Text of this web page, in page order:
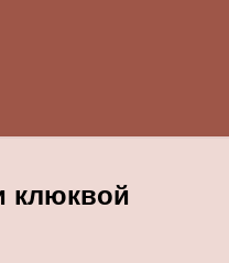
клюквой